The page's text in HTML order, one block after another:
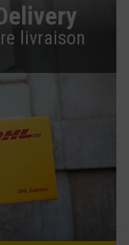
livraison